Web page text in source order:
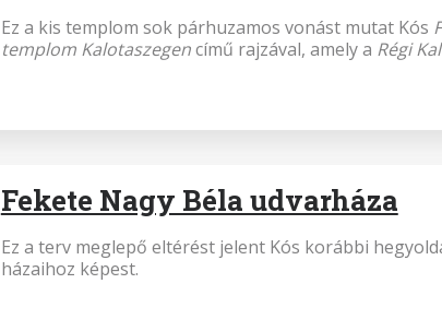
Ez a kis templom sok párhuzamos vonást mutat Kós
templom Kalotaszegencímű rajzával, amely a Régi
Fekete Nagy Béla udvarháza
Ez a terv meglepő eltérést jelent Kós korábbi
házaihoz képest.